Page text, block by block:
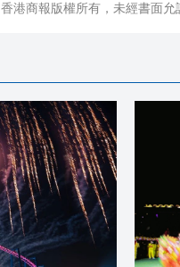
香港商報版權所有，未經書面允